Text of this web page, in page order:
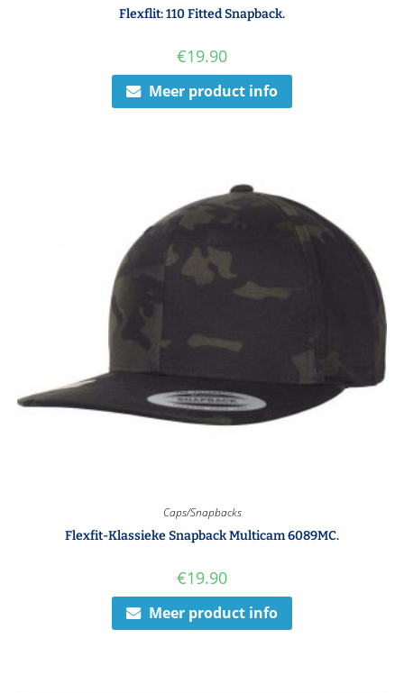
Flexflit: 110 Fitted Snapback.
€19.90
Meer product info
Caps/Snapbacks
Flexfit-Klassieke Snapback Multicam 6089MC.
€19.90
Meer product info